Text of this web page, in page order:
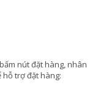
nút đặt hàng, nhân
trợ đặt hàng: